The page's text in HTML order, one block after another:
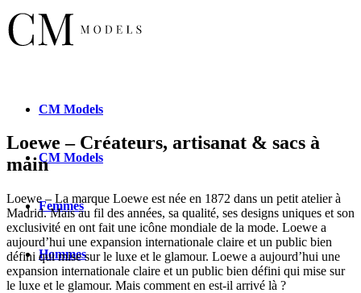
CM Models
CM Models
Femmes
Hommes
Loewe – Créateurs, artisanat & sacs à
main
Loewe – La marque Loewe est née en 1872 dans un petit atelier à
Madrid. Mais au fil des années, sa qualité, ses designs uniques et son
exclusivité en ont fait une icône mondiale de la mode. Loewe a
aujourd’hui une expansion internationale claire et un public bien
défini qui mise sur le luxe et le glamour. Loewe a aujourd’hui une
expansion internationale claire et un public bien défini qui mise sur
le luxe et le glamour. Mais comment en est-il arrivé là ?